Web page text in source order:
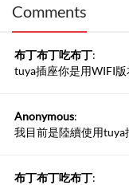
Comments
布丁布丁吃布丁:
tuya插座你是用WIFI版
Anonymous:
我目前是陸續使用tuya
布丁布丁吃布丁: